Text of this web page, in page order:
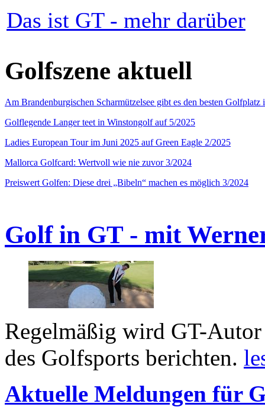
Das ist GT - mehr darüber
Golfszene aktuell
Am Brandenburgischen Scharmützelsee gibt es den besten
Golflegende Langer teet in Winstongolf auf 5/2025
Ladies European Tour im Juni 2025 auf Green Eagle 2/2025
Mallorca Golfcard: Wertvoll wie nie zuvor 3/2024
Preiswert Golfen: Diese drei „Bibeln“ machen es möglich 3/2024
Golf in GT - mit
Regelmäßig wird GT-
des Golfsports berichten.
Aktuelle Meldungen für